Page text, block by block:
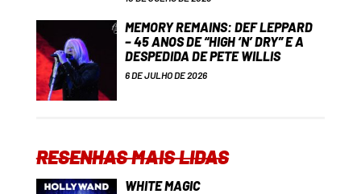
MEMORY REMAINS: DEF LEPPARD
– 45 ANOS DE “HIGH ‘N’ DRY” E A
DESPEDIDA DE PETE WILLIS
6 DE JULHO DE 2026
RESENHAS MAIS LIDAS
WHITE MAGIC